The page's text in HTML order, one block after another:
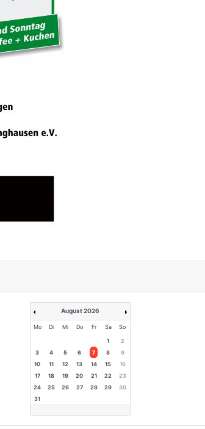
August 2026
Mo Di Mi Do Fr Sa So
1
2
3
4 5 6 7 8
9
10
11 12 13 14 15
16
17
18 19 20 21 22
23
24
25 26 27 28 29
30
31